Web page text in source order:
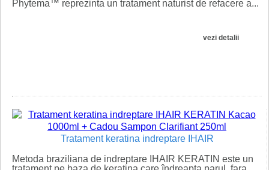
Phytema™ reprezinta un tratament naturist de refacere a...
vezi detalii
Tratament keratina indreptare IHAIR
Metoda braziliana de indreptare IHAIR KERATIN este un